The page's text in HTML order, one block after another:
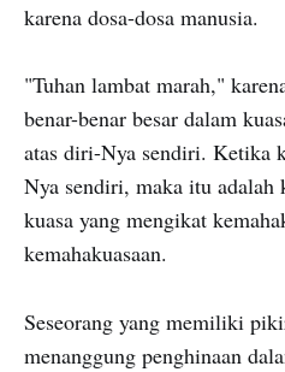
karena dosa-dosa manusia.
"Tuhan lambat marah,"
benar-benar besar dalam
atas diri-Nya sendiri. Ketika
Nya sendiri, maka itu adalah
kuasa yang mengikat
kemahakuasaan.
Seseorang yang memiliki
menanggung penghinaan